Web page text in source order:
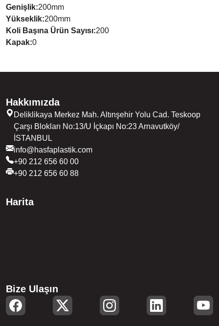
Genişlik:200mm
Yükseklik:200mm
Koli Başına Ürün Sayısı:200
Kapak:0
Hakkımızda
Deliklikaya Merkez Mah. Altınşehir Yolu Cad. Teskoop
Çarşı Blokları No:13/U İçkapı No:23 Arnavutköy/
İSTANBUL
info@hasfaplastik.com
+90 212 656 60 00
+90 212 656 60 88
Harita
Bize Ulaşın